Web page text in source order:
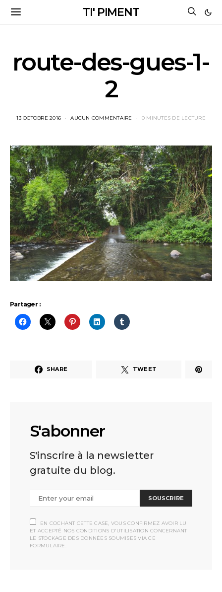
TI' PIMENT
route-des-gues-1-
2
13 OCTOBRE 2016 AUCUN COMMENTAIRE 0 MINUTES DE LECTURE
Partager :
SHARE TWEET
S'abonner
S'inscrire à la newsletter
gratuite du blog.
SOUSCRIRE
EN COCHANT CETTE CASE, VOUS CONFIRMEZ AVOIR LU
ET ACCEPTÉ NOS CONDITIONS D'UTILISATION CONCERNANT
LE STOCKAGE DES DONNÉES SOUMISES VIA CE
FORMULAIRE.